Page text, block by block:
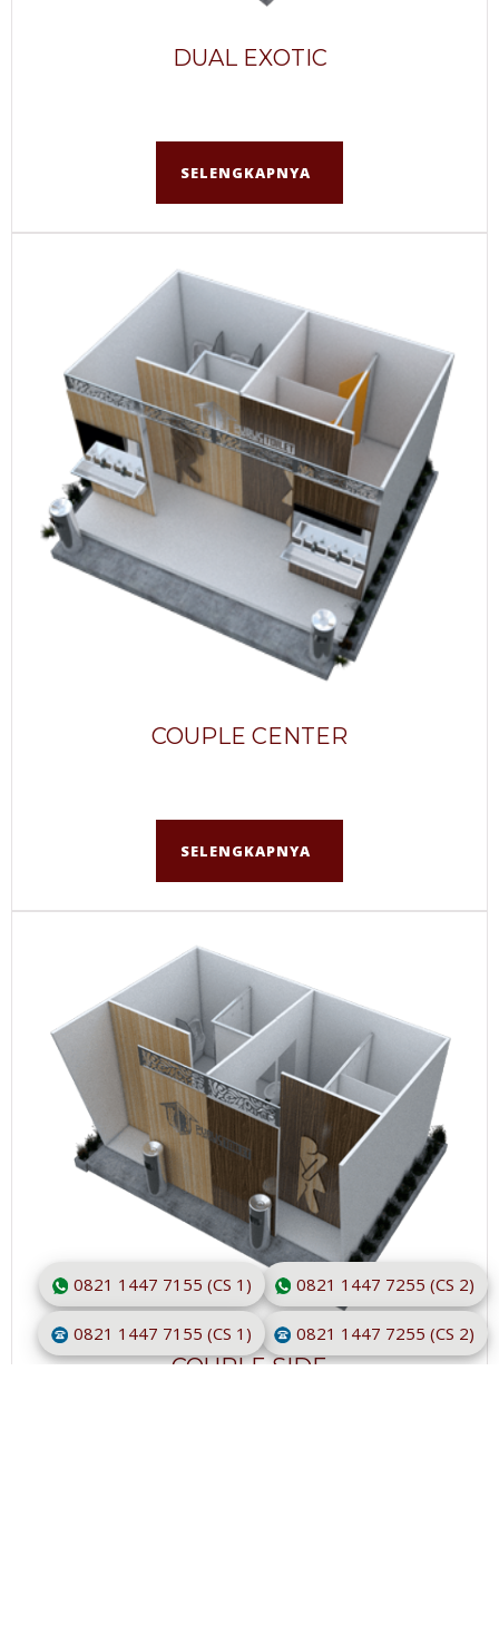
0821 1447 7255 (CS 2)
0821 1447 7155 (CS 1)
0821 1447 7255 (CS 2)
0821 1447 7155 (CS 1)
DUAL EXOTIC
SELENGKAPNYA
COUPLE CENTER
SELENGKAPNYA
COUPLE SIDE